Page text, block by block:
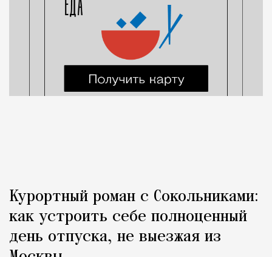
Курортный роман с Сокольниками:
как устроить себе полноценный
день отпуска, не выезжая из